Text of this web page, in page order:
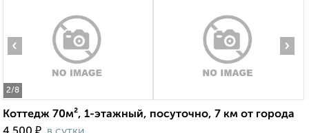
2/8
‹ ›
Коттедж 70м², 1-этажный, посуточно, 7 км от города